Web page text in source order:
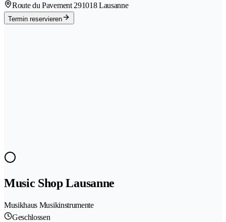
Route du Pavement 291018 Lausanne
Termin reservieren
Music Shop Lausanne
Musikhaus Musikinstrumente
Geschlossen